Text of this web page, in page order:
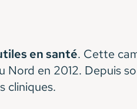
en santé. Cette
Nord en 2012. Depuis
cliniques.